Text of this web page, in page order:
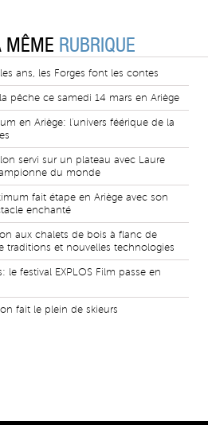
MÊME RUBRIQUE
ans, les Forges font les contes
pêche ce samedi 14 mars en Ariège
en Ariège: l'univers féérique de la
servi sur un plateau avec Laure
du monde
fait étape en Ariège avec son
enchanté
aux chalets de bois à flanc de
traditions et nouvelles technologies
le festival EXPLOS Film passe en
fait le plein de skieurs